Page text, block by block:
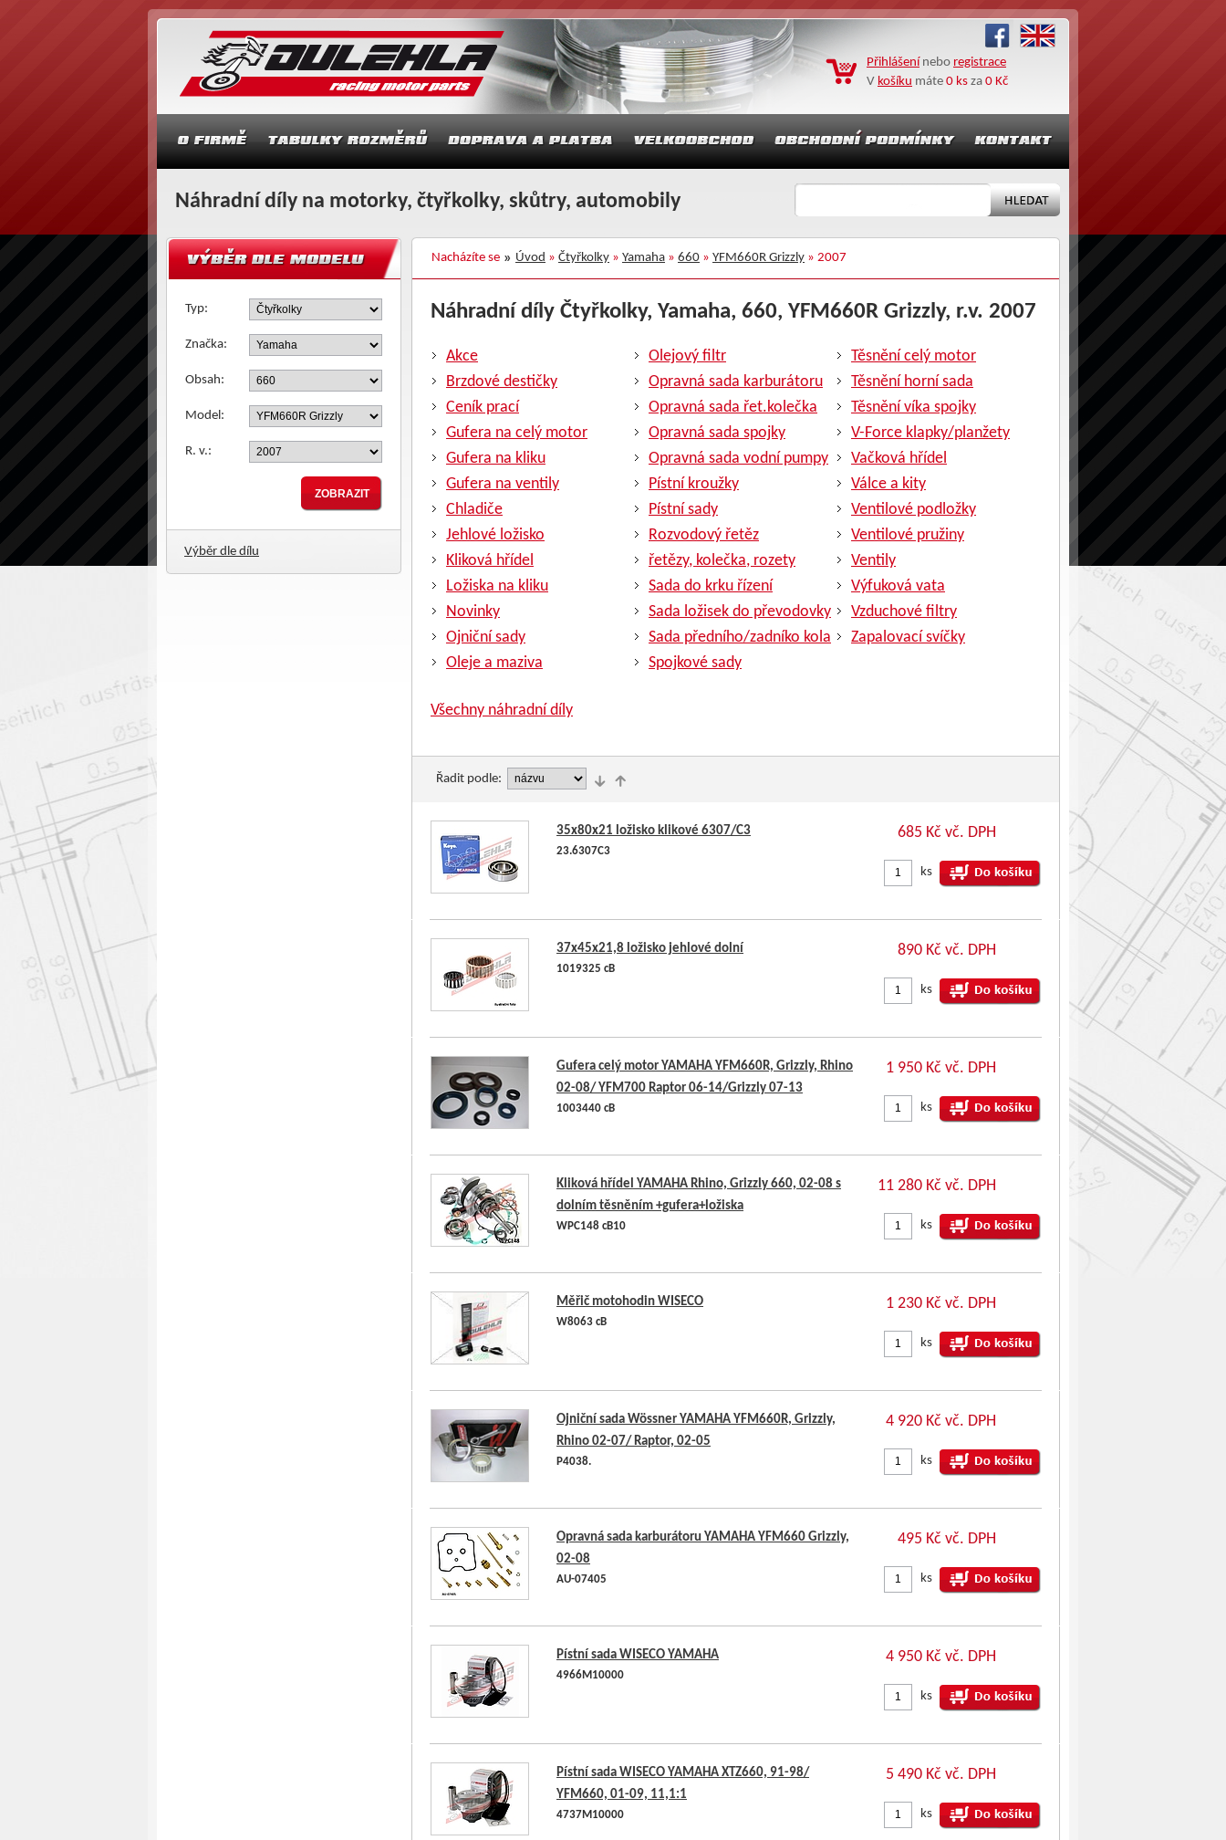
Přihlášení nebo registrace
V košíku máte 0 ks za 0 Kč
Náhradní díly na motorky, čtyřkolky, skůtry, automobily
Nacházíte se Úvod » Čtyřkolky » Yamaha » 660 » YFM660R Grizzly » 2007
Typ:
Značka:
Obsah:
Model:
R. v.:
Výběr dle dílu
Náhradní díly Čtyřkolky, Yamaha, 660, YFM660R Grizzly, r.v. 2007
Akce Olejový filtr
Těsnění celý motor
Brzdové destičky
Opravná sada karburátoru
Těsnění horní sada
Ceník prací
Opravná sada řet.kolečka
Těsnění víka spojky
Gufera na celý motor
Opravná sada spojky
V-Force klapky/planžety
Gufera na kliku
Opravná sada vodní pumpy
Vačková hřídel
Gufera na ventily
Pístní kroužky
Válce a kity
Chladiče
Pístní sady
Ventilové podložky
Jehlové ložisko
Rozvodový řetěz
Ventilové pružiny
Kliková hřídel
řetězy, kolečka, rozety
Ventily
Ložiska na kliku
Sada do krku řízení
Výfuková vata
Novinky
Sada ložisek do převodovky
Vzduchové filtry
Ojniční sady
Sada předního/zadníko kola
Zapalovací svíčky
Oleje a maziva
Spojkové sady
Všechny náhradní díly
Řadit podle:
35x80x21 ložisko klikové 6307/C3
23.6307C3
685 Kč vč. DPH
ks
37x45x21,8 ložisko jehlové dolní
1019325 cB
890 Kč vč. DPH
ks
Gufera celý motor YAMAHA YFM660R, Grizzly, Rhino
02-08/ YFM700 Raptor 06-14/Grizzly 07-13
1003440 cB
1 950 Kč vč. DPH
ks
Kliková hřídel YAMAHA Rhino, Grizzly 660, 02-08 s
dolním těsněním +gufera+ložiska
WPC148 cB10
11 280 Kč vč. DPH
ks
Měřič motohodin WISECO
W8063 cB
1 230 Kč vč. DPH
ks
Ojniční sada Wössner YAMAHA YFM660R, Grizzly,
Rhino 02-07/ Raptor, 02-05
P4038.
4 920 Kč vč. DPH
ks
Opravná sada karburátoru YAMAHA YFM660 Grizzly,
02-08
AU-07405
495 Kč vč. DPH
ks
Pístní sada WISECO YAMAHA
4966M10000
4 950 Kč vč. DPH
ks
Pístní sada WISECO YAMAHA XTZ660, 91-98/
YFM660, 01-09, 11,1:1
4737M10000
5 490 Kč vč. DPH
ks